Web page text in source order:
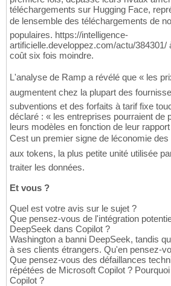
téléchargements sur Hugging Face,
de lensemble des téléchargements de
populaires. https://intelligence-
artificielle.developpez.com/actu/384301/
coût six fois moindre.
L'analyse de Ramp a révélé que « les
augmentent chez la plupart des
subventions et des forfaits à tarif fixe
déclaré : « les entreprises pourraient de
leurs modèles en fonction de leur
Cest un premier signe de léconomie
aux tokens, la plus petite unité utilisée
traiter les données.
Et vous ?
Quel est votre avis sur le sujet ?
Que pensez-vous de l'intégration
DeepSeek dans Copilot ?
Washington a banni DeepSeek, tandis
à ses clients étrangers. Qu'en pensez-
Que pensez-vous des défaillances
répétées de Microsoft Copilot ?
Copilot ?